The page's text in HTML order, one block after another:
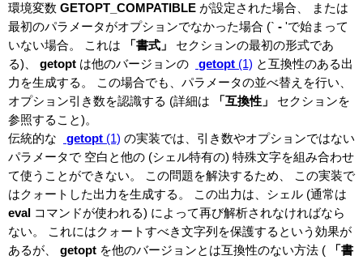
環境変数 GETOPT_COMPATIBLE が設定された場合、 または
最初のパラメータがオプションでなかった場合 (` - 'で始まって
いない場合。 これは
「書式」
セクションの最初の形式であ
る)、 getopt は他のバージョンの getopt (1) と互換性のある出
力を生成する。 この場合でも、パラメータの並べ替えを行い、
オプション引き数を認識する (詳細は
「互換性」
セクションを
参照すること)。
伝統的な
getopt (1) の実装では、引き数やオプションではない
パラメータで 空白と他の (シェル特有の) 特殊文字を組み合わせ
て使うことができない。 この問題を解決するため、 この実装で
はクォートした出力を生成する。 この出力は、シェル (通常は
eval コマンドが使われる) によって再び解析されなければなら
ない。 これにはクォートすべき文字列を保護するという効果が
あるが、 getopt を他のバージョンとは互換性のない方法 (
「書